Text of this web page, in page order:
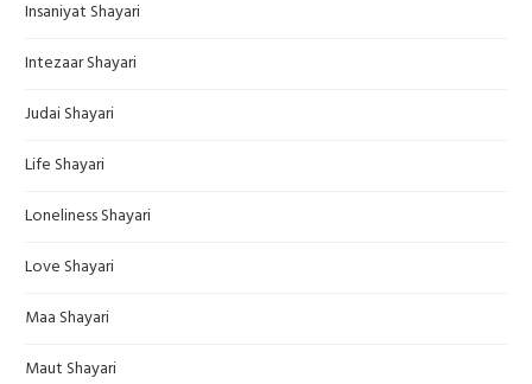
Insaniyat Shayari
Intezaar Shayari
Judai Shayari
Life Shayari
Loneliness Shayari
Love Shayari
Maa Shayari
Maut Shayari